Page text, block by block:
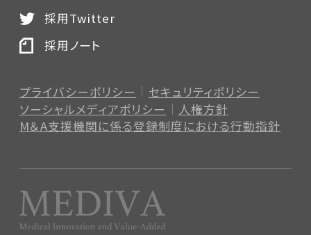
プライバシーポリシー
セキュリティポリシー
ソーシャルメディアポリシー
人権方針
M＆A支援機関に係る登録制度における行動指針
採用Twitter
採用ノート